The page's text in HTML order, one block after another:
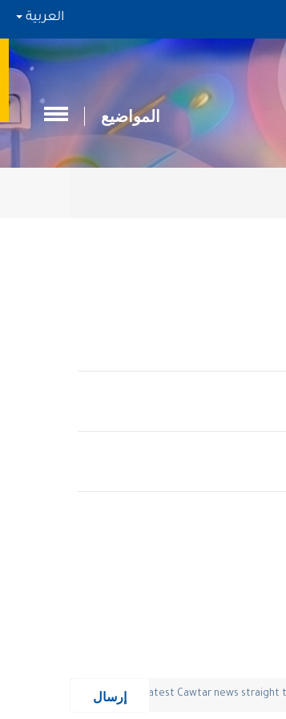
العربية
المواضيع
إرسال